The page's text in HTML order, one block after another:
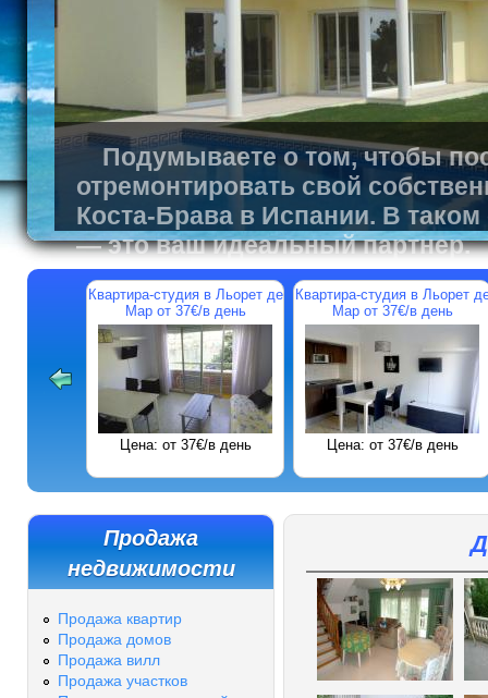
Подумываете о том, чтобы
отремонтировать свой
Коста-Брава в Испании. В
— это ваш идеальный партнер.
Квартира-студия в Льорет де
Мар от 37€/в день
Цена: от 37€/в день
Квартира-студия в Льорет
Мар от 37€/в день
Цена: от 37€/в день
Продажа
недвижимости
Продажа квартир
Продажа домов
Продажа вилл
Продажа участков